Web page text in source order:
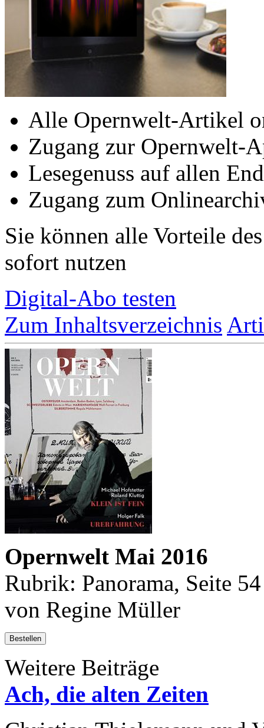
Alle Opernwelt-Artikel
Zugang zur Opernwelt-
Lesegenuss auf allen
Zugang zum
Sie können alle Vorteile
sofort nutzen
Digital-Abo testen
Zum Inhaltsverzeichnis
Opernwelt Mai 2016
Rubrik: Panorama, Seite 54
von Regine Müller
Bestellen
Weitere Beiträge
Ach, die alten Zeiten